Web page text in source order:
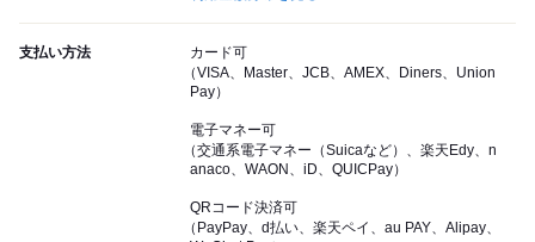
支払い方法
カード可
（VISA、Master、JCB、AMEX、Diners、Union
Pay）
電子マネー可
（交通系電子マネー（Suicaなど）、楽天Edy、n
anaco、WAON、iD、QUICPay）
QRコード決済可
（PayPay、d払い、楽天ペイ、au PAY、Alipay、